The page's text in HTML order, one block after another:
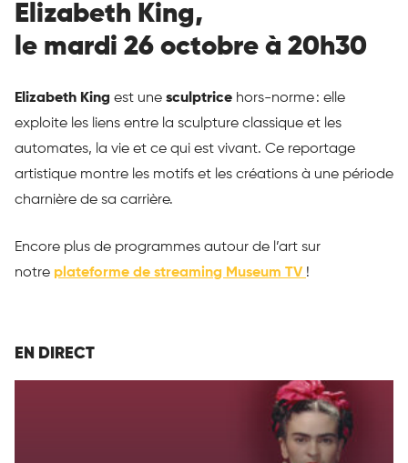
Elizabeth King,
le mardi 26 octobre à 20h30
Elizabeth King est une sculptrice hors-norme : elle
exploite les liens entre la sculpture classique et les
automates, la vie et ce qui est vivant. Ce reportage
artistique montre les motifs et les créations à une période
charnière de sa carrière.
Encore plus de programmes autour de l’art sur
notre plateforme de streaming Museum TV !
EN DIRECT